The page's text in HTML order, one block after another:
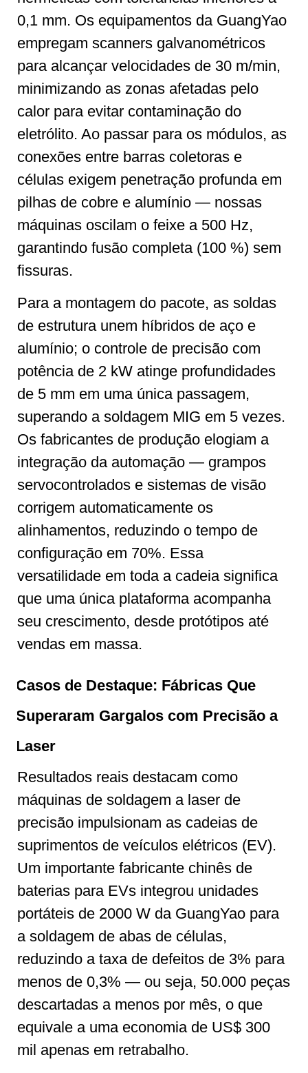
0,1 mm. Os equipamentos da GuangYao
empregam scanners galvanométricos
para alcançar velocidades de 30 m/min,
minimizando as zonas afetadas pelo
calor para evitar contaminação do
eletrólito. Ao passar para os módulos, as
conexões entre barras coletoras e
células exigem penetração profunda em
pilhas de cobre e alumínio — nossas
máquinas oscilam o feixe a 500 Hz,
garantindo fusão completa (100 %) sem
fissuras.
Para a montagem do pacote, as soldas
de estrutura unem híbridos de aço e
alumínio; o controle de precisão com
potência de 2 kW atinge profundidades
de 5 mm em uma única passagem,
superando a soldagem MIG em 5 vezes.
Os fabricantes de produção elogiam a
integração da automação — grampos
servocontrolados e sistemas de visão
corrigem automaticamente os
alinhamentos, reduzindo o tempo de
configuração em 70%. Essa
versatilidade em toda a cadeia significa
que uma única plataforma acompanha
seu crescimento, desde protótipos até
vendas em massa.
Casos de Destaque: Fábricas Que
Superaram Gargalos com Precisão a
Laser
Resultados reais destacam como
máquinas de soldagem a laser de
precisão impulsionam as cadeias de
suprimentos de veículos elétricos (EV).
Um importante fabricante chinês de
baterias para EVs integrou unidades
portáteis de 2000 W da GuangYao para
a soldagem de abas de células,
reduzindo a taxa de defeitos de 3% para
menos de 0,3% — ou seja, 50.000 peças
descartadas a menos por mês, o que
equivale a uma economia de US$ 300
mil apenas em retrabalho.